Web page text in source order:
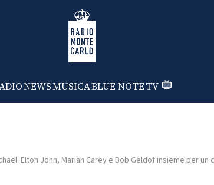
Radio Monte Carlo
NEWSMUSICABLUE NOTETV
Elton John, Mariah Carey e Bob Geldof insieme per